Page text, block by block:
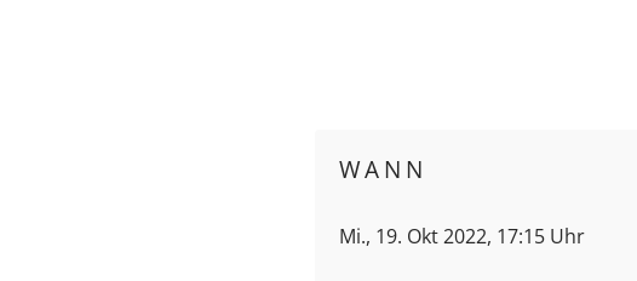
WANN
Mi., 19. Okt 2022, 17:15 Uhr